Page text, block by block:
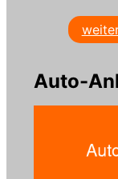
Auto-